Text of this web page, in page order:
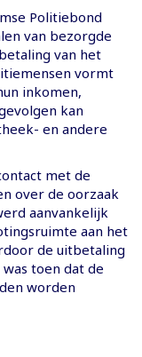
Politiebond
van bezorgde
van het
vormt
inkomen,
kan
en andere
met de
over de oorzaak
aanvankelijk
aan het
de uitbetaling
toen dat de
worden